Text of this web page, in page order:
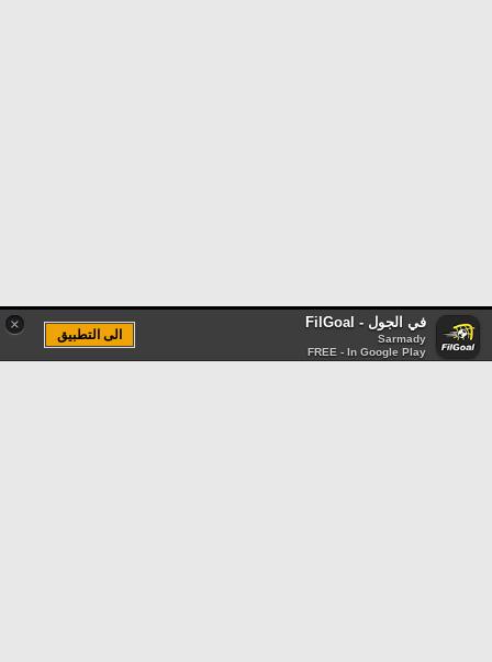
× في الجول - FilGoal
Sarmady
FREE - In Google Play
الى التطبيق